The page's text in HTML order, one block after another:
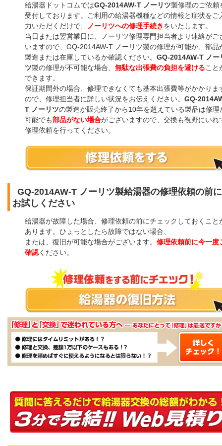
給湯器ドットコムではGQ-2014AW-T ノーリツ製修理のご依頼
受付しております。ご利用の給湯器機種などの情報と症状をご
力いただくだけで、
ノーリツへの修理手続きをいたします。
当日または翌営業日に、ノーリツ修理専門担当者より連絡がご
いますので、GQ-2014AW-T ノーリツ製の修理が可能か、部品
製造または在庫しているか確認ください。 GQ-2014AW-T ノー
ツ製の修理が不可能な場合、 無駄な出張費の負担を避けること
できます。
保証期間外の場合、修理できなくても基本出張費等がかかりま
ので、修理担当者に詳しい状況をお伝えください。 GQ-
T ノーリツの製造が販売終了から10年を超えている製品は修理
可能でも部品がない場合がございますので、交換も視野にいれ
修理依頼を行ってください。
GQ-2014AW-T ノーリツ製給湯器の修理依頼の前に
お試しください
給湯器が故障した場合、修理依頼の前にチェックしておくこと
あります。ひょっとしたら故障ではない場合、
または、復旧が可能な場合がございます。 修理依頼前に今一度
確認ください。